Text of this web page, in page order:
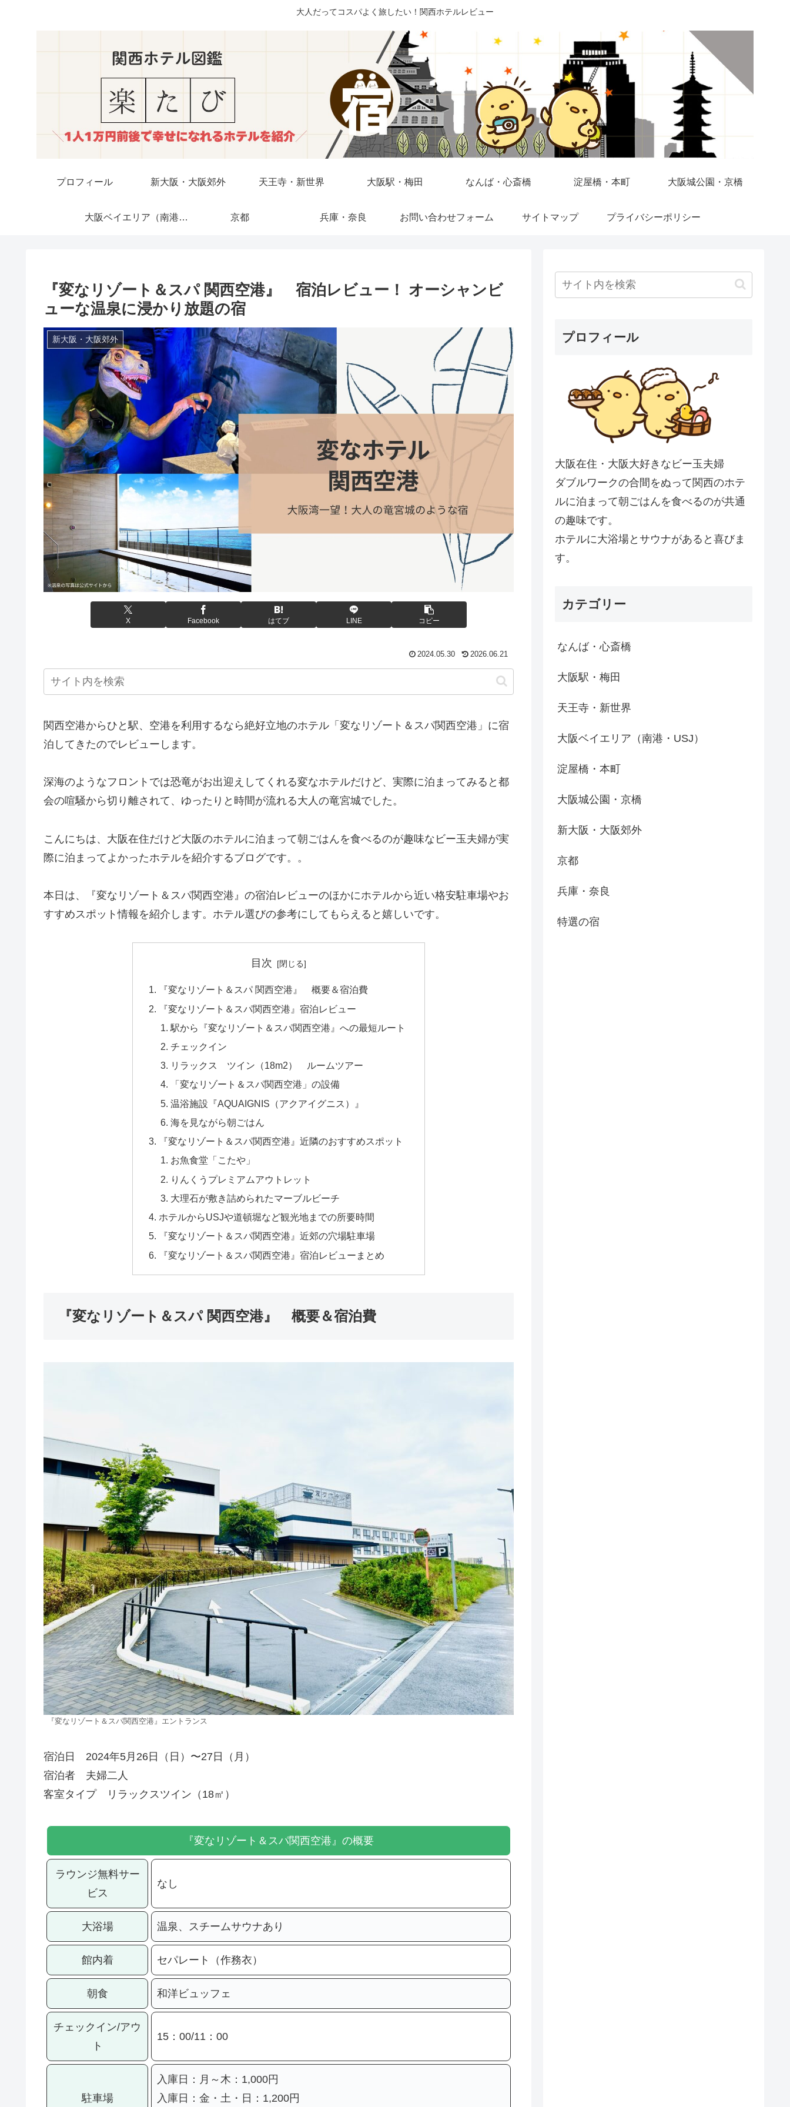
大人だってコスパよく旅したい！関西ホテルレビュー
プロフィール 新大阪・大阪郊外 天王寺・新世界 大阪駅・梅田 なんば・心斎橋 淀屋橋・本町 大阪城公園・京橋
大阪ベイエリア（南港・USJ） 京都 兵庫・奈良 お問い合わせフォーム サイトマップ プライバシーポリシー
『変なリゾート＆スパ 関西空港』 宿泊レビュー！ オーシャンビ
ューな温泉に浸かり放題の宿
新大阪・大阪郊外
X Facebook はてブ LINE コピー
2024.05.30 2026.06.21
関西空港からひと駅、空港を利用するなら絶好立地のホテル「変なリゾート＆スパ関西空港」に宿
泊してきたのでレビューします。
深海のようなフロントでは恐竜がお出迎えしてくれる変なホテルだけど、実際に泊まってみると都
会の喧騒から切り離されて、ゆったりと時間が流れる大人の竜宮城でした。
こんにちは、大阪在住だけど大阪のホテルに泊まって朝ごはんを食べるのが趣味なビー玉夫婦が実
際に泊まってよかったホテルを紹介するブログです。。
本日は、『変なリゾート＆スパ関西空港』の宿泊レビューのほかにホテルから近い格安駐車場やお
すすめスポット情報を紹介します。ホテル選びの参考にしてもらえると嬉しいです。
目次
『変なリゾート＆スパ 関西空港』 概要＆宿泊費
『変なリゾート＆スパ関西空港』宿泊レビュー
駅から『変なリゾート＆スパ関西空港』への最短ルート
チェックイン
リラックス ツイン（18m2） ルームツアー
「変なリゾート＆スパ関西空港」の設備
温浴施設『AQUAIGNIS（アクアイグニス）』
海を見ながら朝ごはん
『変なリゾート＆スパ関西空港』近隣のおすすめスポット
お魚食堂「こたや」
りんくうプレミアムアウトレット
大理石が敷き詰められたマーブルビーチ
ホテルからUSJや道頓堀など観光地までの所要時間
『変なリゾート＆スパ関西空港』近郊の穴場駐車場
『変なリゾート＆スパ関西空港』宿泊レビューまとめ
『変なリゾート＆スパ 関西空港』 概要＆宿泊費
『変なリゾート＆スパ関西空港』エントランス
宿泊日 2024年5月26日（日）〜27日（月）
宿泊者 夫婦二人
客室タイプ リラックスツイン（18㎡）
『変なリゾート＆スパ関西空港』の概要
ラウンジ無料サー
ビス
なし
大浴場 温泉、スチームサウナあり
館内着 セパレート（作務衣）
朝食 和洋ビュッフェ
チェックイン/アウ
ト
15：00/11：00
駐車場
入庫日：月～木：1,000円
入庫日：金・土・日：1,200円
プロフィール
大阪在住・大阪大好きなビー玉夫婦
ダブルワークの合間をぬって関西のホテ
ルに泊まって朝ごはんを食べるのが共通
の趣味です。
ホテルに大浴場とサウナがあると喜びま
す。
カテゴリー
なんば・心斎橋
大阪駅・梅田
天王寺・新世界
大阪ベイエリア（南港・USJ）
淀屋橋・本町
大阪城公園・京橋
新大阪・大阪郊外
京都
兵庫・奈良
特選の宿